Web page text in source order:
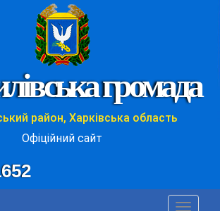
громада
район, Харківська область
Офіційний сайт